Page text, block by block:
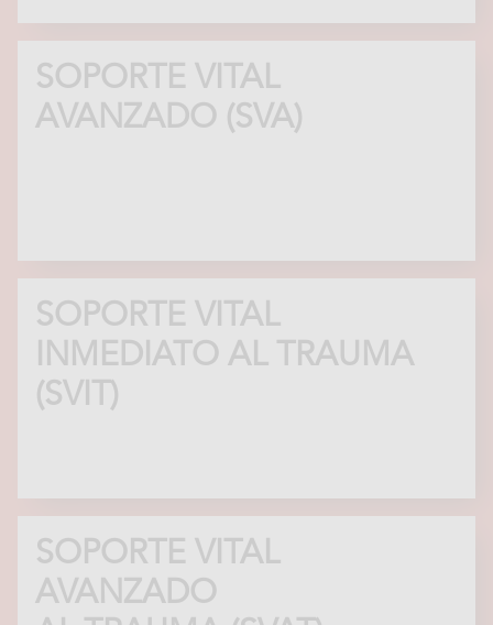
SOPORTE VITAL
AVANZADO (SVA)
SOPORTE VITAL
INMEDIATO AL TRAUMA
(SVIT)
SOPORTE VITAL
AVANZADO